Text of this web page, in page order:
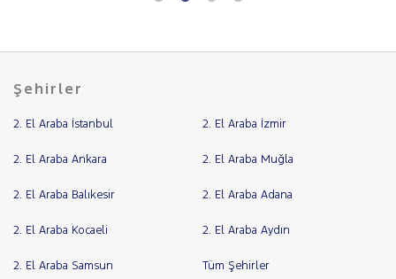
Şehirler
2. El Araba İstanbul 2. El Araba İzmir
2. El Araba Ankara 2. El Araba Muğla
2. El Araba Balıkesir 2. El Araba Adana
2. El Araba Kocaeli 2. El Araba Aydın
2. El Araba Samsun Tüm Şehirler